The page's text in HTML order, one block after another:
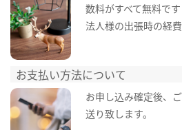
数料がすべて無料です
法人様の出張時の経
お支払い方法について
お申し込み確定後、
送り致します。